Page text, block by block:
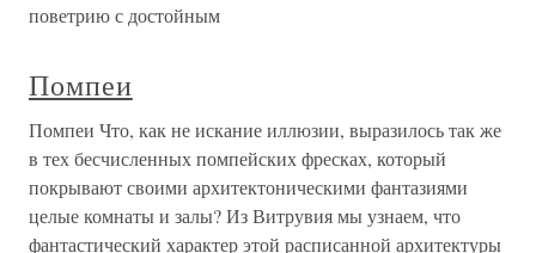
поветрию с достойным
Помпеи
Помпеи Что, как не искание иллюзии, выразилось так же
в тех бесчисленных помпейских фресках, который
покрывают своими архитектоническими фантазиями
целые комнаты и залы? Из Витрувия мы узнаем, что
фантастический характер этой расписанной архитектуры